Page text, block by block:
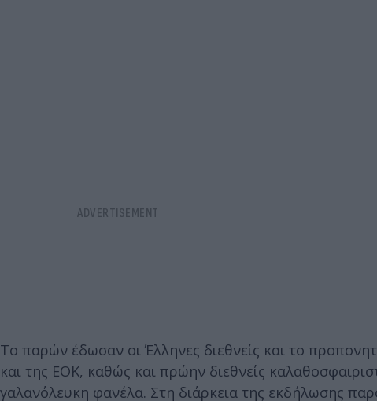
Το παρών έδωσαν οι Έλληνες διεθνείς και το
και της ΕΟΚ, καθώς και πρώην διεθνείς
γαλανόλευκη φανέλα. Στη διάρκεια της εκδήλωσης